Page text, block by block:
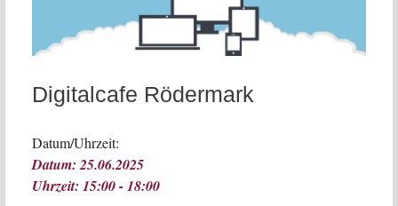
Digitalcafe Rödermark
Datum/Uhrzeit:
Datum: 25.06.2025
Uhrzeit: 15:00 - 18:00